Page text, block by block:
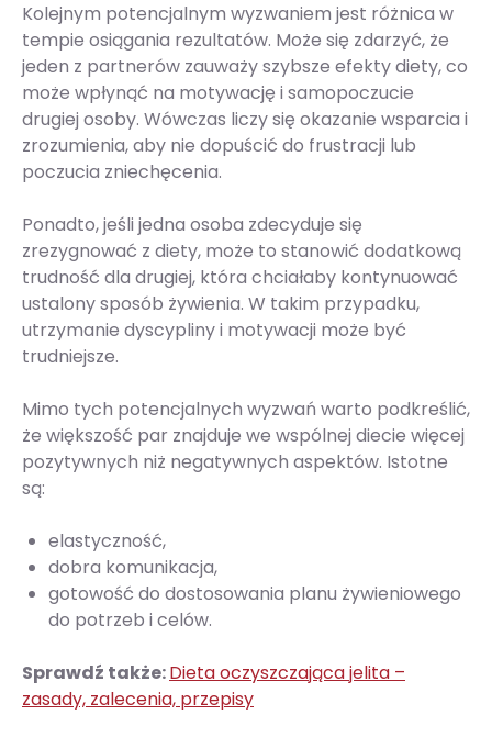
Kolejnym potencjalnym wyzwaniem jest różnica w
tempie osiągania rezultatów. Może się zdarzyć, że
jeden z partnerów zauważy szybsze efekty diety, co
może wpłynąć na motywację i samopoczucie
drugiej osoby. Wówczas liczy się okazanie wsparcia i
zrozumienia, aby nie dopuścić do frustracji lub
poczucia zniechęcenia.
Ponadto, jeśli jedna osoba zdecyduje się
zrezygnować z diety, może to stanowić dodatkową
trudność dla drugiej, która chciałaby kontynuować
ustalony sposób żywienia. W takim przypadku,
utrzymanie dyscypliny i motywacji może być
trudniejsze.
Mimo tych potencjalnych wyzwań warto podkreślić,
że większość par znajduje we wspólnej diecie więcej
pozytywnych niż negatywnych aspektów. Istotne
są:
elastyczność,
dobra komunikacja,
gotowość do dostosowania planu żywieniowego
do potrzeb i celów.
Sprawdź także:Dieta oczyszczająca jelita –
zasady, zalecenia, przepisy